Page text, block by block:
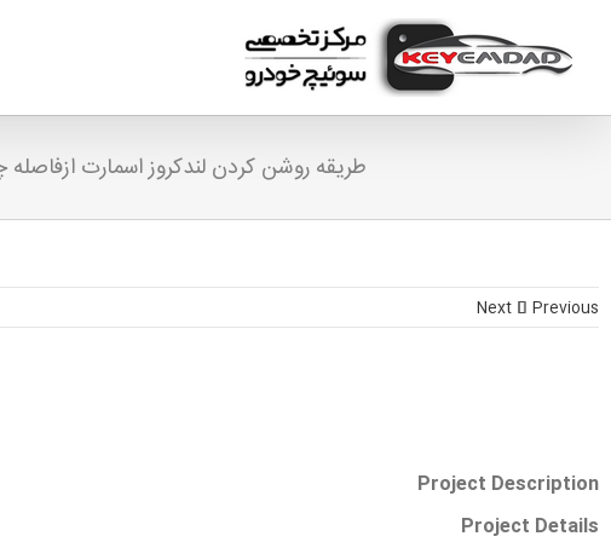
content
طریقه روشن کردن لندکروز اسمارت
Previous
Next
Project Description
Project Details